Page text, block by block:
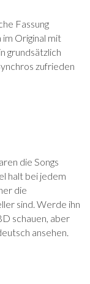
Fassung
im Original mit
grundsätzlich
zufrieden
die Songs
halt bei jedem
die
sind. Werde ihn
schauen, aber
ansehen.